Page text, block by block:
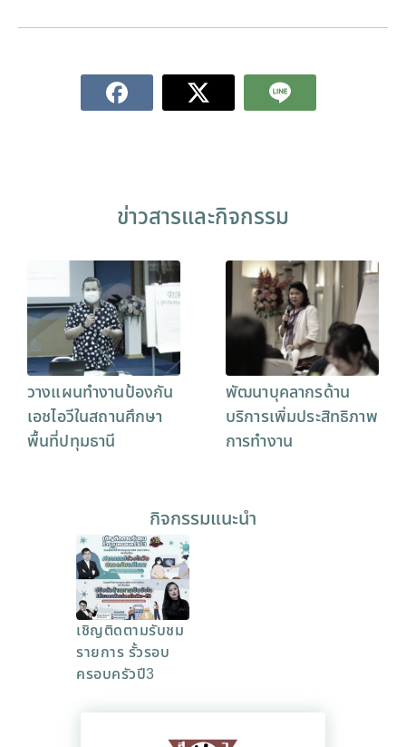
ข่าวสารและกิจกรรม
วางแผนทำงานป้องกัน
เอชไอวีในสถานศึกษา
พื้นที่ปทุมธานี
พัฒนาบุคลากรด้าน
บริการเพิ่มประสิทธิภาพ
การทำงาน
กิจกรรมแนะนำ
เชิญติดตามรับชม
รายการ รั้วรอบ
ครอบครัวปี3